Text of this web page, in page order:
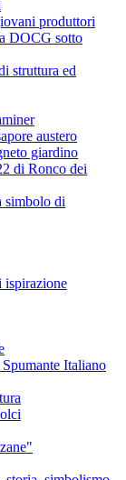
produttori
DOCG sotto
struttura ed
austero
giardino
di Ronco dei
simbolo di
ispirazione
Italiano